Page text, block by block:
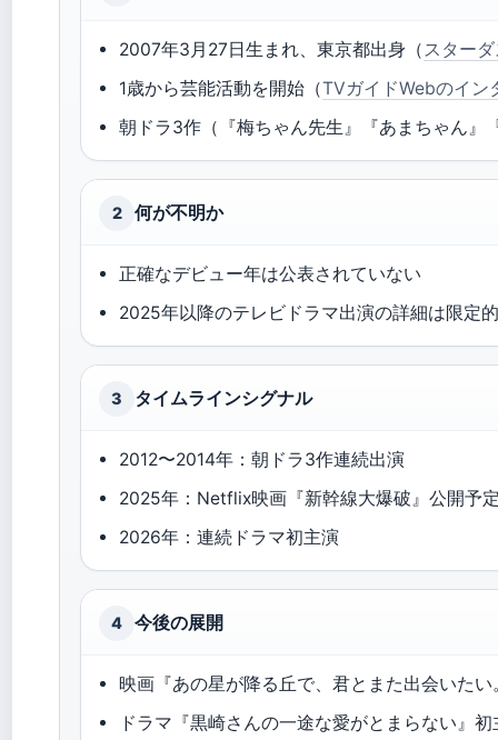
2007年3月27日生まれ、東京都出身（スター
1歳から芸能活動を開始（TVガイドWebのイン
朝ドラ3作（『梅ちゃん先生』『あまちゃん』
2 何が不明か
正確なデビュー年は公表されていない
2025年以降のテレビドラマ出演の詳細は限定
3 タイムラインシグナル
2012〜2014年：朝ドラ3作連続出演
2025年：Netflix映画『新幹線大爆破』公開予
2026年：連続ドラマ初主演
4 今後の展開
映画『あの星が降る丘で、君とまた出会いたい
ドラマ『黒崎さんの一途な愛がとまらない』